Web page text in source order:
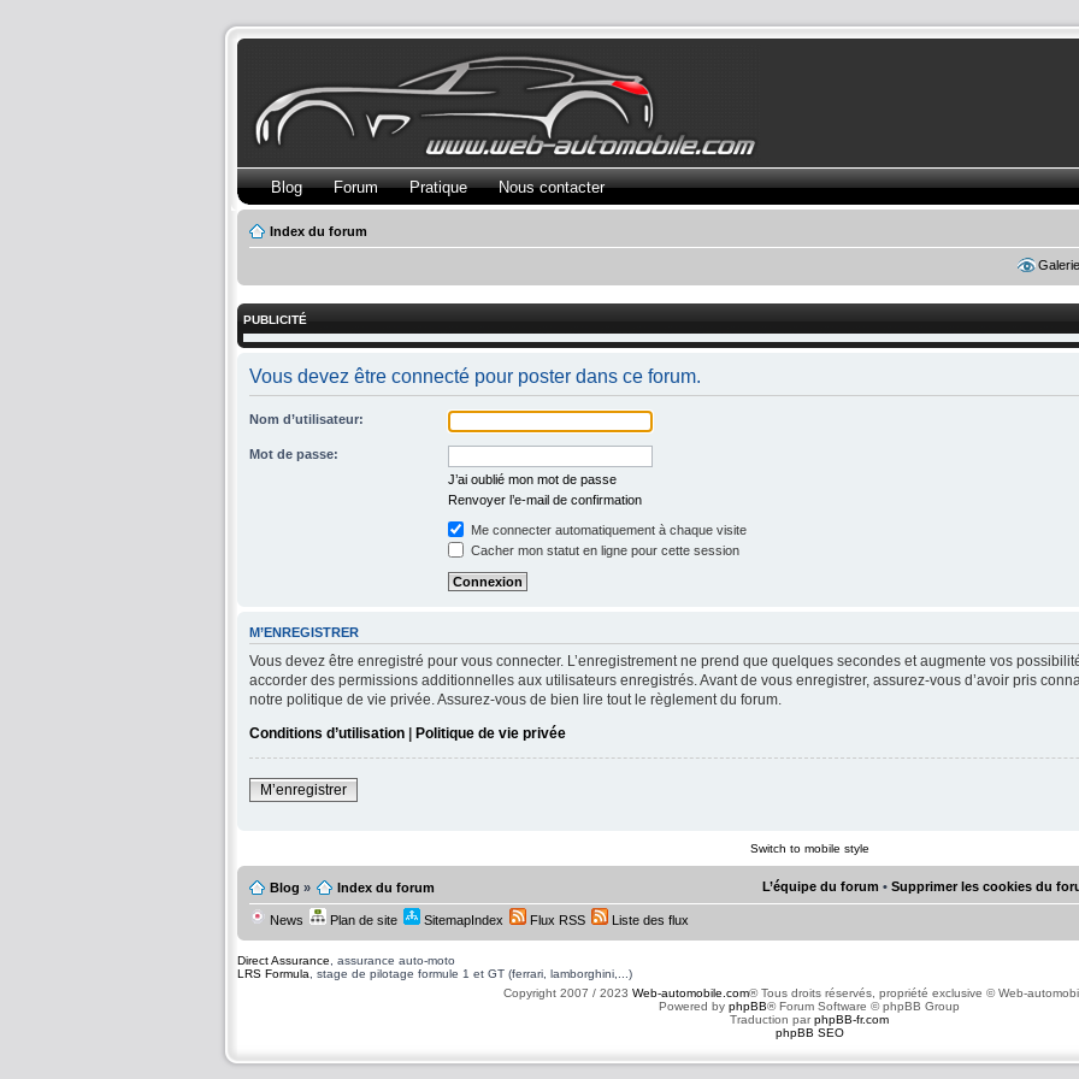
Blog Forum Pratique Nous contacter
Index du forum
Galerie
PUBLICITÉ
Vous devez être connecté pour poster dans ce forum.
Nom d’utilisateur:
Mot de passe:
J’ai oublié mon mot de passe
Renvoyer l’e-mail de confirmation
Me connecter automatiquement à chaque visite
Cacher mon statut en ligne pour cette session
M’ENREGISTRER
Vous devez être enregistré pour vous connecter. L’enregistrement ne prend que quelques secondes et augmente vos
accorder des permissions additionnelles aux utilisateurs enregistrés. Avant de vous enregistrer, assurez-vous d’avoir pris
notre politique de vie privée. Assurez-vous de bien lire tout le règlement du forum.
Conditions d’utilisation | Politique de vie privée
M’enregistrer
Switch to mobile style
Blog » Index du forum L’équipe du forum • Supprimer les cookies du
News Plan de site SitemapIndex Flux RSS Liste des flux
Direct Assurance , assurance auto-moto
LRS Formula , stage de pilotage formule 1 et GT (ferrari, lamborghini,...)
Copyright 2007 / 2023 Web-automobile.com® Tous droits réservés, propriété exclusive © Web-
Powered by phpBB® Forum Software © phpBB Group
Traduction parphpBB-fr.com
phpBB SEO